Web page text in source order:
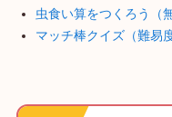
虫食い算をつくろう（
マッチ棒クイズ（難易